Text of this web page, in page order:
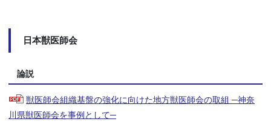
日本獣医師会
論説
獣医師会組織基盤の強化に向けた地方獣医師会の取組 ─神奈
川県獣医師会を事例として─